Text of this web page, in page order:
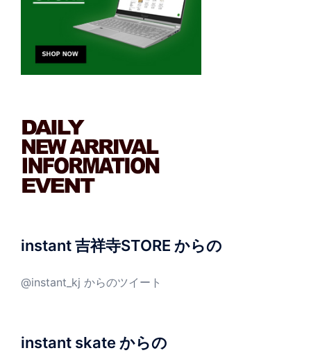
instant 吉祥寺STORE からの
@instant_kj からのツイート
instant skate からの